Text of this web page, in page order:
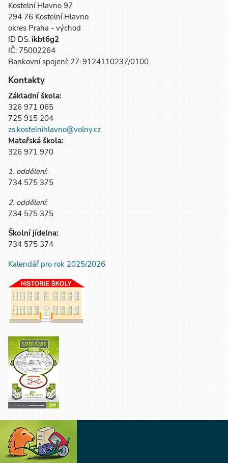
Kostelní Hlavno 97
294 76 Kostelní Hlavno
okres Praha - východ
ID DS:ikbt6g2
IČ: 75002264
Bankovní spojení: 27-9124110237/0100
Kontakty
Základní škola:
326 971 065
725 915 204
zs.kostelnihlavno@volny.cz
Mateřská škola:
326 971 970
1. oddělení:
734 575 375
2. oddělení:
734 575 375
Školní jídelna:
734 575 374
Kalendář pro rok 2025/2026